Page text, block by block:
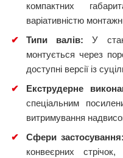
компактних
варіативністю
✔
Типи валів: У
монтується через
доступні версії із
✔
Екструдерне
спеціальним
витримування
✔
Сфери застосування:
конвеєрних